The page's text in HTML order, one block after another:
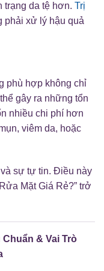
trạng da tệ hơn. Trị
phải xử lý hậu quả
phù hợp không chỉ
gây ra những tổn
nhiều chi phí hơn
viêm da, hoặc
sự tự tin. Điều này
Mặt Giá Rẻ?” trở
& Vai Trò